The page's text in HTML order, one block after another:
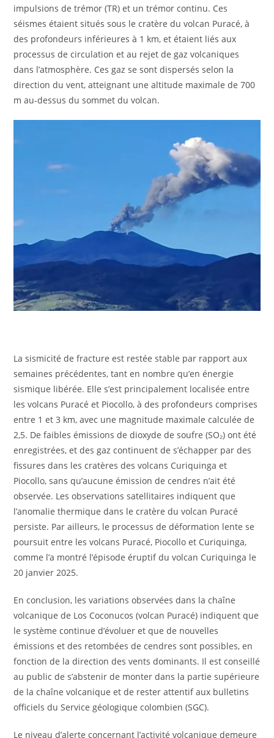
impulsions de trémor (TR) et un trémor continu. Ces
séismes étaient situés sous le cratère du volcan Puracé, à
des profondeurs inférieures à 1 km, et étaient liés aux
processus de circulation et au rejet de gaz volcaniques
dans l’atmosphère. Ces gaz se sont dispersés selon la
direction du vent, atteignant une altitude maximale de 700
m au-dessus du sommet du volcan.
La sismicité de fracture est restée stable par rapport aux
semaines précédentes, tant en nombre qu’en énergie
sismique libérée. Elle s’est principalement localisée entre
les volcans Puracé et Piocollo, à des profondeurs comprises
entre 1 et 3 km, avec une magnitude maximale calculée de
2,5. De faibles émissions de dioxyde de soufre (SO₂) ont été
enregistrées, et des gaz continuent de s’échapper par des
fissures dans les cratères des volcans Curiquinga et
Piocollo, sans qu’aucune émission de cendres n’ait été
observée. Les observations satellitaires indiquent que
l’anomalie thermique dans le cratère du volcan Puracé
persiste. Par ailleurs, le processus de déformation lente se
poursuit entre les volcans Puracé, Piocollo et Curiquinga,
comme l’a montré l’épisode éruptif du volcan Curiquinga le
20 janvier 2025.
En conclusion, les variations observées dans la chaîne
volcanique de Los Coconucos (volcan Puracé) indiquent que
le système continue d’évoluer et que de nouvelles
émissions et des retombées de cendres sont possibles, en
fonction de la direction des vents dominants. Il est conseillé
au public de s’abstenir de monter dans la partie supérieure
de la chaîne volcanique et de rester attentif aux bulletins
officiels du Service géologique colombien (SGC).
Le niveau d’alerte concernant l’activité volcanique demeure